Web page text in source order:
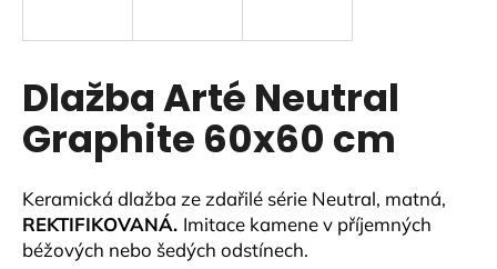
Dlažba Arté Neutral
Graphite 60x60 cm
Keramická dlažba ze zdařilé série Neutral, matná,
REKTIFIKOVANÁ. Imitace kamene v příjemných
béžových nebo šedých odstínech.
í
t
?
HLEDAT